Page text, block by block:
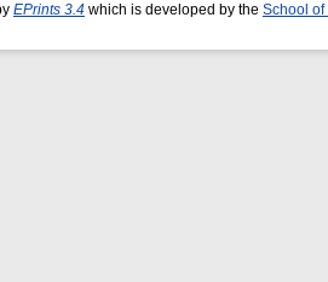
EPrints 3.4 which is developed by the School of